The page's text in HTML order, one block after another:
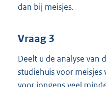
dan bij meisjes.
Vraag 3
Deelt u de analyse van
studiehuis voor